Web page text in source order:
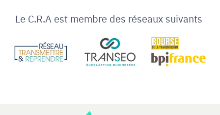
Le C.R.A est membre des réseaux suivants